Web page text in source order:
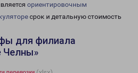
ориентировочным
срок и детальную стоимость
для филиала
Челны»